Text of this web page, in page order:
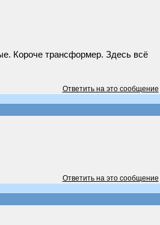
Короче трансформер. Здесь всё
Ответить на это сообщение
Ответить на это сообщение